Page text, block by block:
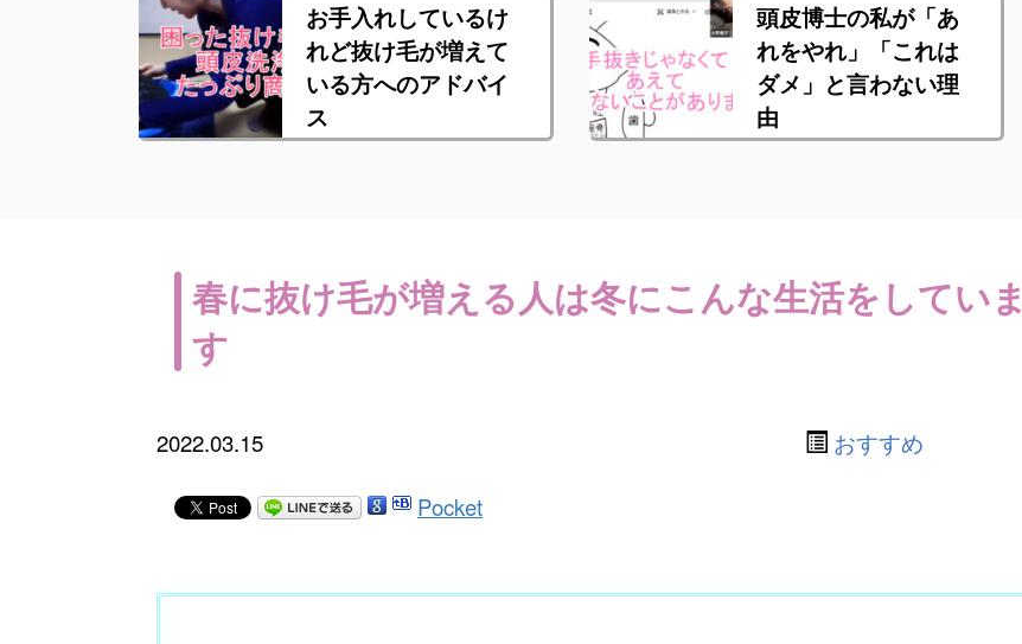
お手入れしているけ
れど抜け毛が増えて
いる方へのアドバイ
ス
頭皮博士の私が「あ
れをやれ」「これは
ダメ」と言わない理
由
春に抜け毛が増える人は冬にこんな生活をしていま
す
2022.03.15 おすすめ
Pocket